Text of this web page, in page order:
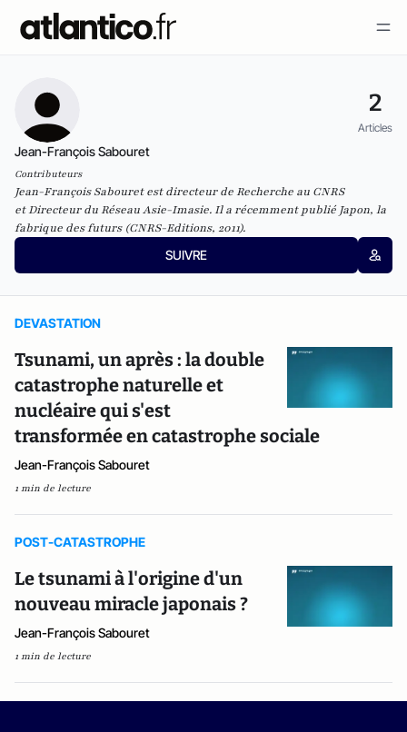
2
Articles
Jean-François Sabouret
Contributeurs
Jean-François Sabouret est directeur de Recherche au CNRS
et Directeur du Réseau Asie-Imasie. Il a récemment publié Japon, la
fabrique des futurs (CNRS-Editions, 2011).
SUIVRE
DEVASTATION
Tsunami, un après : la double
catastrophe naturelle et
nucléaire qui s'est
transformée en catastrophe sociale
Jean-François Sabouret
1 min de lecture
POST-CATASTROPHE
Le tsunami à l'origine d'un
nouveau miracle japonais ?
Jean-François Sabouret
1 min de lecture